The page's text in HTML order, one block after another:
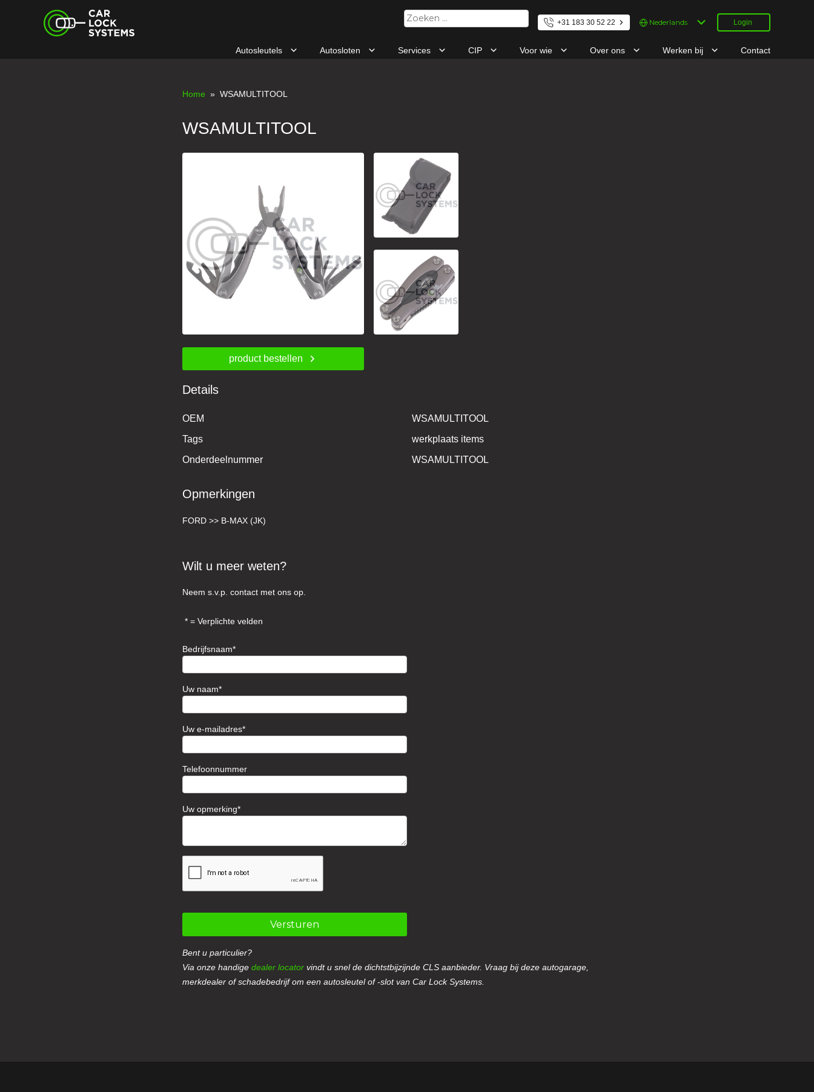
Car Lock Systems
Zoeken
naar:
+31 183 30 52 22
Kies
een
Login
Autosleutels Autosloten Services CIP Voor wie Over ons Werken bij Contact
Home » WSAMULTITOOL
WSAMULTITOOL
product bestellen
Details
OEM
WSAMULTITOOL
Tags
werkplaats items
Onderdeelnummer
WSAMULTITOOL
Opmerkingen
FORD >> B-MAX (JK)
Wilt u meer weten?
Neem s.v.p. contact met ons op.
= Verplichte velden
Bedrijfsnaam
Uw naam
Uw e-mailadres
Telefoonnummer
Uw opmerking
Versturen
Bent u particulier?
Via onze handigedealer locator vindt u snel de dichtstbijzijnde CLS aanbieder. Vraag bij deze autogarage,
merkdealer of schadebedrijf om een autosleutel of -slot van Car Lock Systems.